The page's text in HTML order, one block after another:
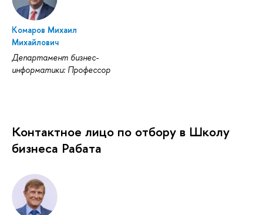
Комаров Михаил
Михайлович
Департамент бизнес-
информатики: Профессор
Контактное лицо по отбору в Школу
бизнеса Рабата